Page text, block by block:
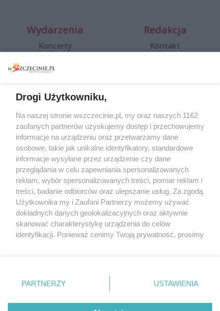
Wydarzenia
Koncerty
Spacery i oprowadzania
targi
Wernisaże
Więcej
Redakcja
Kontakt
Specjalny koncert z okazji
20. urodzin portalu
wSzczecinie.pl
Regulamin konkursów
śniadaniówka "Hej
Szczecin! Jest piątek!"
Partnerzy
Praca Szczecin
© 2026 wSzczecinie.pl
Drogi Użytkowniku,
Na naszej stronie wszczecinie.pl, my oraz naszych 1162
zaufanych partnerów uzyskujemy dostęp i przechowujemy
informacje na urządzeniu oraz przetwarzamy dane
osobowe, takie jak unikalne identyfikatory, standardowe
informacje wysyłane przez urządzenie czy dane
przeglądania w celu zapewniania spersonalizowanych
reklam, wybór spersonalizowanych treści, pomiar reklam i
treści, badanie odbiorców oraz ulepszanie usług. Za zgodą
Użytkownika my i Zaufani Partnerzy możemy używać
dokładnych danych geolokalizacyjnych oraz aktywnie
skanować charakterystykę urządzenia do celów
identyfikacji. Ponieważ cenimy Twoją prywatność, prosimy
prywatności znajdujący się w lewym dolnym rogu strony
. Niektóre rodzaje przetwarzania danych nie wymagają
PARTNERZY USTAWIENIA